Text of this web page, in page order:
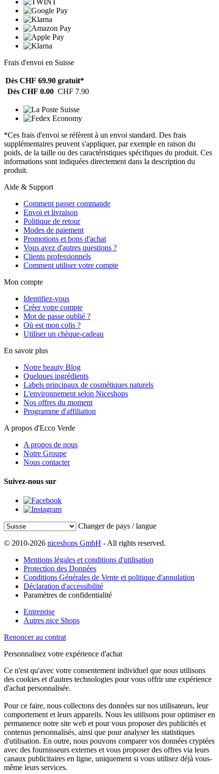
Frais d'envoi en Suisse
Dès CHF 69.90 gratuit*
Dès CHF 0.00 CHF 7.90
*Ces frais d'envoi se réfèrent à un envoi standard. Des frais
supplémentaires peuvent s'appliquer, par exemple en raison du
poids, de la taille ou des caractéristiques spécifiques du produit. Ces
informations sont indiquées directement dans la description du
produit.
Aide & Support
Comment passer commande
Envoi et livraison
Politique de retour
Modes de paiement
Promotions et bons d'achat
Vous avez d'autres questions ?
Clients professionnels
Comment utiliser votre compte
Mon compte
Identifiez-vous
Créer votre compte
Mot de passe oublié ?
Où est mon colis ?
Utiliser un chèque-cadeau
En savoir plus
Notre beauty Blog
Quelques ingrédients
Labels principaux de cosmétiques naturels
L'environnement selon Niceshops
Nos offres du moment
Programme d'affiliation
A propos d'Ecco Verde
A propos de nous
Notre Groupe
Nous contacter
Suivez-nous sur
Changer de pays / langue
© 2010-2026 niceshops GmbH - All rights reserved.
Mentions légales et conditions d'utilisation
Protection des Données
Conditions Générales de Vente et politique d'annulation
Déclaration d'accessibilité
Paramètres de confidentialité
Entreprise
Autres nice Shops
Renoncer au contrat
Personnalisez votre expérience d'achat
Ce n'est qu'avec votre consentement individuel que nous utilisons
des cookies et d'autres technologies pour vous offrir une expérience
d'achat personnalisée.
Pour ce faire, nous collectons des données sur nos utilisateurs, leur
comportement et leurs appareils. Nous les utilisons pour optimiser en
permanence notre site web et pour vous proposer des publicités et
contenus personnalisés, ainsi que pour analyser les statistiques
d'utilisation. En outre, nous pouvons comparer vos données cryptées
avec des fournisseurs externes et vous proposer des offres via leurs
canaux publicitaires en ligne, uniquement si vous utilisez déjà vous-
même leurs services.